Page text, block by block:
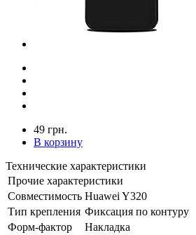
49 грн.
В корзину
Технические характеристики
Прочие характеристики
Совместимость Huawei Y320
Тип крепления Фиксация по контуру
Форм-фактор
Накладка